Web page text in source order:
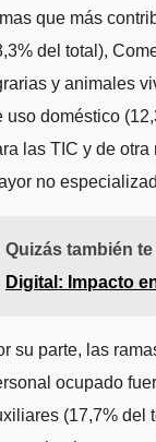
que más
del total),
y animales
uso doméstico
las TIC y de
no
Quizás también
Digital: Impacto
su parte, las
ocupado
(17,7% del